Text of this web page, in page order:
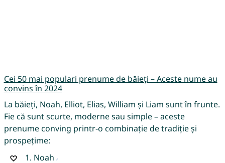
Cei 50 mai populari prenume de băieți – Aceste nume au
convins în 2024
La băieți, Noah, Elliot, Elias, William și Liam sunt în frunte.
Fie că sunt scurte, moderne sau simple – aceste
prenume conving printr-o combinație de tradiție și
prospețime:
1. Noah